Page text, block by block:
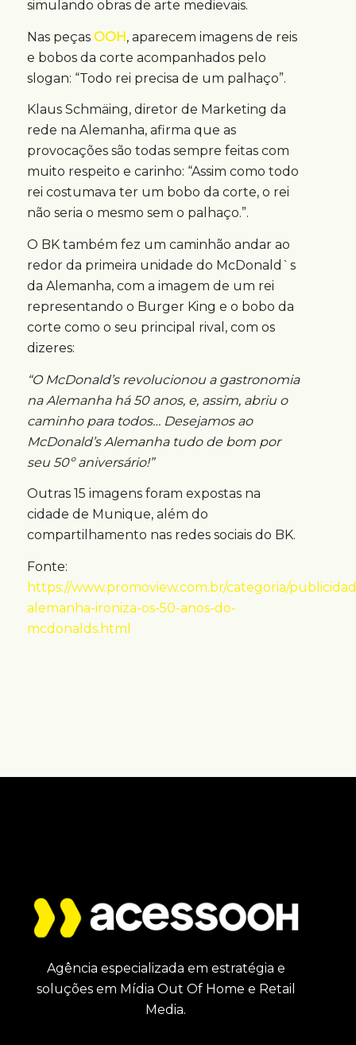
simulando obras de arte medievais.
Nas peças OOH, aparecem imagens de reis
e bobos da corte acompanhados pelo
slogan: “Todo rei precisa de um palhaço”.
Klaus Schmäing, diretor de Marketing da
rede na Alemanha, afirma que as
provocações são todas sempre feitas com
muito respeito e carinho: “Assim como todo
rei costumava ter um bobo da corte, o rei
não seria o mesmo sem o palhaço.”.
O BK também fez um caminhão andar ao
redor da primeira unidade do McDonald`s
da Alemanha, com a imagem de um rei
representando o Burger King e o bobo da
corte como o seu principal rival, com os
dizeres:
“O McDonald’s revolucionou a gastronomia
na Alemanha há 50 anos, e, assim, abriu o
caminho para todos… Desejamos ao
McDonald’s Alemanha tudo de bom por
seu 50º aniversário!”
Outras 15 imagens foram expostas na
cidade de Munique, além do
compartilhamento nas redes sociais do BK.
Fonte:
https://www.promoview.com.br/categoria/
alemanha-ironiza-os-50-anos-do-
mcdonalds.html
Agência especializada em estratégia e
soluções em Mídia Out Of Home e Retail
Media.